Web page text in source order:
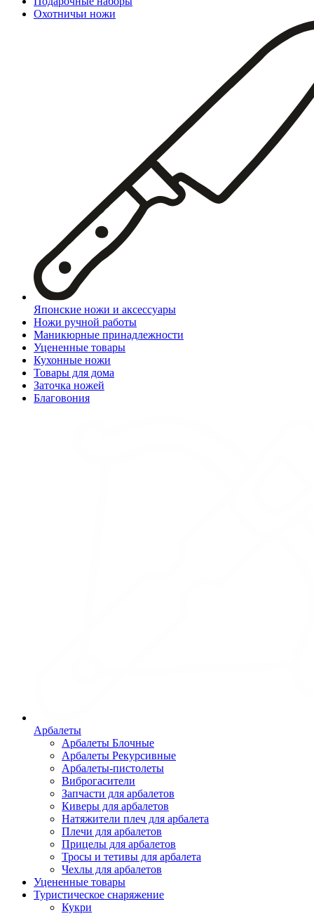
Охотничьи ножи
Японские ножи и аксессуары
Ножи ручной работы
Маникюрные принадлежности
Уцененные товары
Кухонные ножи
Товары для дома
Заточка ножей
Благовония
Арбалеты
Арбалеты Блочные
Арбалеты Рекурсивные
Арбалеты-пистолеты
Виброгасители
Запчасти для арбалетов
Киверы для арбалетов
Натяжители плеч для арбалета
Плечи для арбалетов
Прицелы для арбалетов
Тросы и тетивы для арбалета
Чехлы для арбалетов
Уцененные товары
Туристическое снаряжение
Кукри